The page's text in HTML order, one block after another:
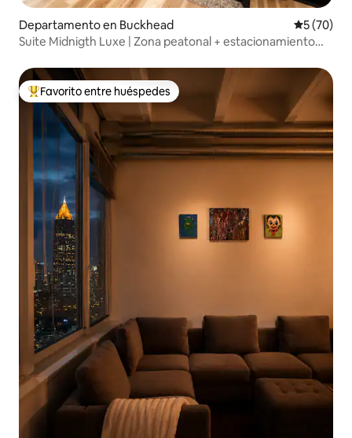
Departamento en Buckhead
5 (70)
Suite Midnigth Luxe | Zona peatonal + estacionamiento
Favorito entre los huéspedes más destacados
Favorito entre huéspedes